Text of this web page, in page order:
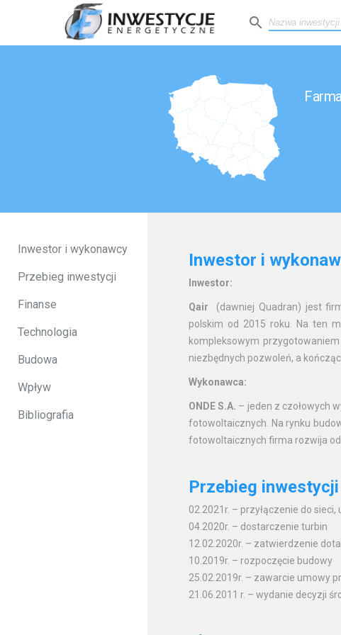
search
Inwestor i wykonawcy
Przebieg inwestycji
Finanse
Technologia
Budowa
Wpływ
Bibliografia
Inwestor i
Inwestor:
Qair (dawniej Quadran) jest
polskim od 2015 roku. Na ten
kompleksowym
niezbędnych pozwoleń, a
Wykonawca:
ONDE S.A. – jeden z czołowych
fotowoltaicznych. Na rynku
fotowoltaicznych firma rozwija od
Przebieg inwestycji
02.2021r. – przyłączenie do
04.2020r. – dostarczenie turbin
12.02.2020r. – zatwierdzenie
10.2019r. – rozpoczęcie budowy
25.02.2019r. – zawarcie umowy
21.06.2011 r. – wydanie decyzji